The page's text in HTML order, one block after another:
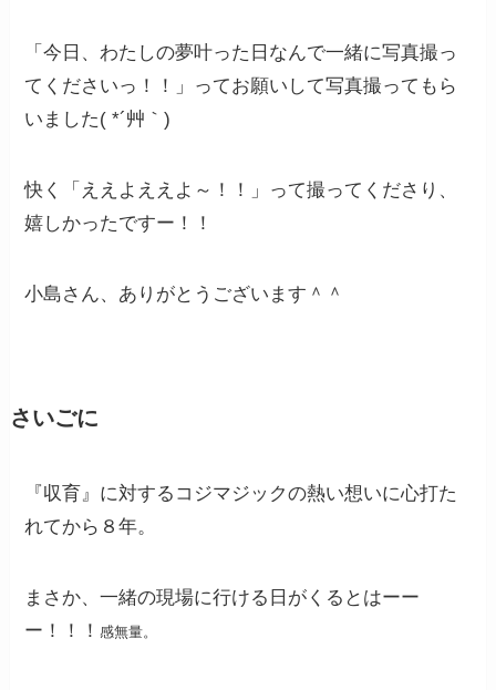
「今日、わたしの夢叶った日なんで一緒に写真撮っ
てくださいっ！！」ってお願いして写真撮ってもら
いました( *´艸｀)
快く「ええよええよ～！！」って撮ってくださり、
嬉しかったですー！！
小島さん、ありがとうございます＾＾
さいごに
『収育』に対するコジマジックの熱い想いに心打た
れてから８年。
まさか、一緒の現場に行ける日がくるとはーー
ー！！！感無量。